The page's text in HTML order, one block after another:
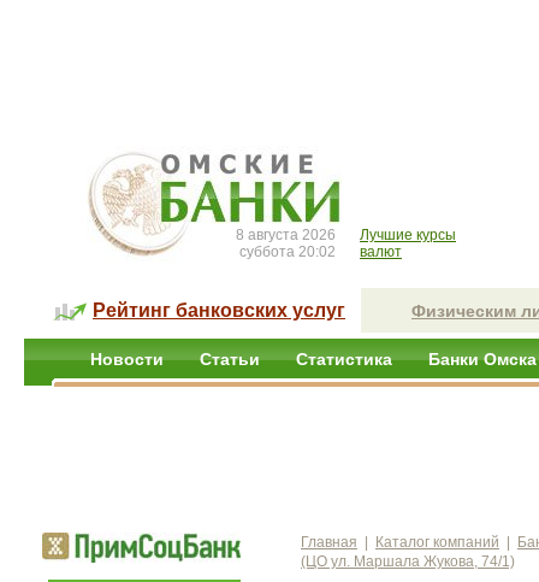
8 августа 2026
суббота 20:02
Лучшие курсы
валют
Рейтинг банковских услуг Физическим
Новости Статьи Статистика Банки Омска
Главная Каталог компаний
(ЦО ул. Маршала Жукова, 74/1)